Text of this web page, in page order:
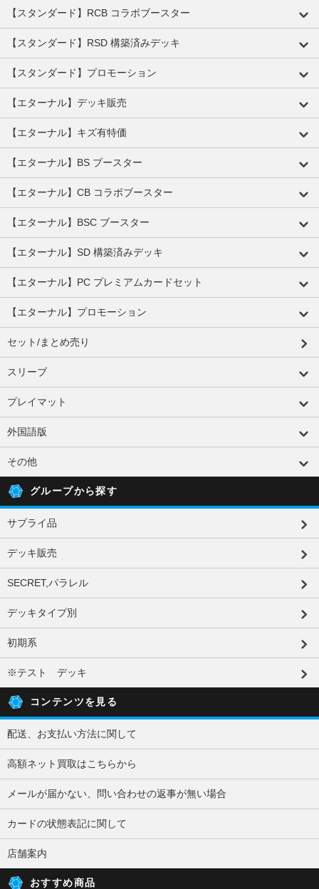
【スタンダード】RCB コラボブースター
【スタンダード】RSD 構築済みデッキ
【スタンダード】プロモーション
【エターナル】デッキ販売
【エターナル】キズ有特価
【エターナル】BS ブースター
【エターナル】CB コラボブースター
【エターナル】BSC ブースター
【エターナル】SD 構築済みデッキ
【エターナル】PC プレミアムカードセット
【エターナル】プロモーション
セット/まとめ売り
スリーブ
プレイマット
外国語版
その他
グループから探す
サプライ品
デッキ販売
SECRET,パラレル
デッキタイプ別
初期系
※テスト デッキ
コンテンツを見る
配送、お支払い方法に関して
高額ネット買取はこちらから
メールが届かない、問い合わせの返事が無い場合
カードの状態表記に関して
店舗案内
おすすめ商品